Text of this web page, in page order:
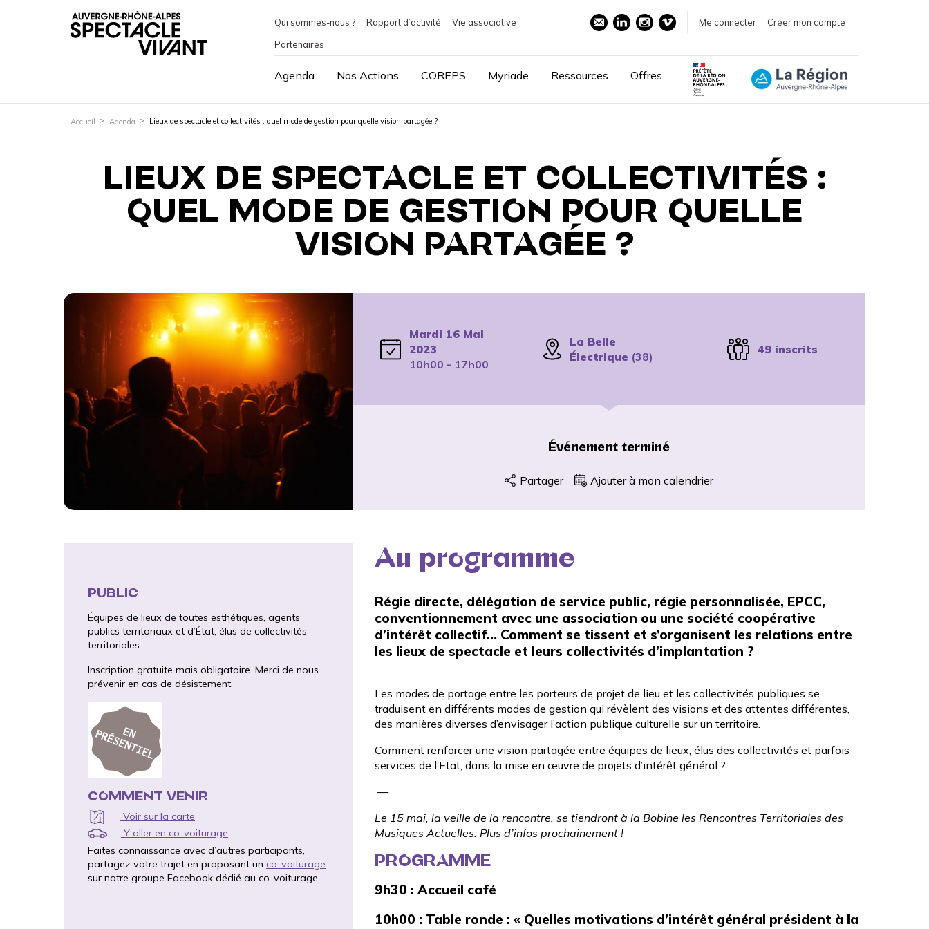
Qui sommes-nous ? Rapport d’activité
Vie associative
Partenaires
Me connecter Créer mon compte
Agenda Nos Actions COREPS Myriade Ressources Offres
Accueil Agenda Lieux de spectacle et collectivités : quel mode de gestion pour quelle vision partagée ?
LIEUX DE SPECTACLE ET COLLECTIVITÉS :
QUEL MODE DE GESTION POUR QUELLE
VISION PARTAGÉE ?
Mardi 16 Mai
2023
10h00 - 17h00
La Belle
Électrique (38)
49 inscrits
Événement terminé
Partager Ajouter à mon calendrier
PUBLIC
Équipes de lieux de toutes esthétiques, agents
publics territoriaux et d’État, élus de collectivités
territoriales.
Inscription gratuite mais obligatoire. Merci de nous
prévenir en cas de désistement.
COMMENT VENIR
Voir sur la carte
Y aller en co-voiturage
Faites connaissance avec d’autres participants,
partagez votre trajet en proposant un co-voiturage
sur notre groupe Facebook dédié au co-voiturage.
Au programme
Régie directe, délégation de service public, régie personnalisée, EPCC,
conventionnement avec une association ou une société coopérative
d’intérêt collectif… Comment se tissent et s’organisent les relations entre
les lieux de spectacle et leurs collectivités d’implantation ?
Les modes de portage entre les porteurs de projet de lieu et les collectivités publiques se
traduisent en différents modes de gestion qui révèlent des visions et des attentes différentes,
des manières diverses d’envisager l’action publique culturelle sur un territoire.
Comment renforcer une vision partagée entre équipes de lieux, élus des collectivités et parfois
services de l’Etat, dans la mise en œuvre de projets d’intérêt général ?
—
Le 15 mai, la veille de la rencontre, se tiendront à la Bobine les Rencontres Territoriales des
Musiques Actuelles. Plus d’infos prochainement !
PROGRAMME
9h30 : Accueil café
10h00 : Table ronde : « Quelles motivations d’intérêt général président à la